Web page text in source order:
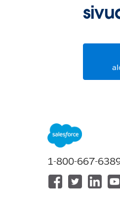
1-800-667-